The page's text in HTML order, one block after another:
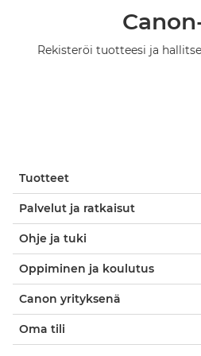
Rekisteröi tuotteesi ja
Tuotteet
Palvelut ja ratkaisut
Ohje ja tuki
Oppiminen ja koulutus
Canon yrityksenä
Oma tili